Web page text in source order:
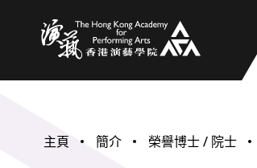
主頁 簡介 榮譽博士 / 院士